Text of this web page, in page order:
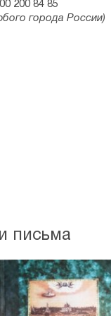
200 84 85
города России)
письма